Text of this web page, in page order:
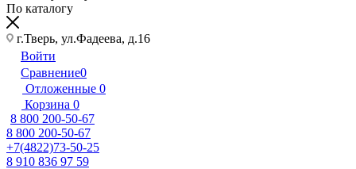
По каталогу
г.Тверь, ул.Фадеева, д.16
Войти
Сравнение0
Отложенные 0
Корзина 0
8 800 200-50-67
8 800 200-50-67
+7(4822)73-50-25
8 910 836 97 59